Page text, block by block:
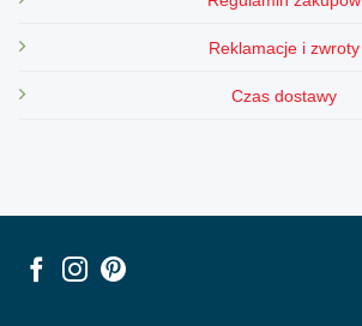
Reklamacje i zwroty
Czas dostawy